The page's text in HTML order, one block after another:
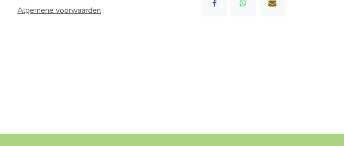
Algemene voorwaarden